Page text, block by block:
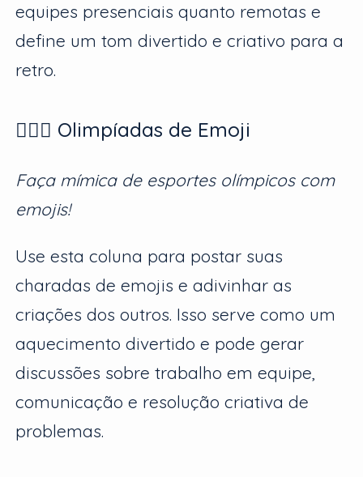
equipes presenciais quanto remotas e
define um tom divertido e criativo para a
retro.
🏊🏽‍♀️ Olimpíadas de Emoji
Faça mímica de esportes olímpicos com
emojis!
Use esta coluna para postar suas
charadas de emojis e adivinhar as
criações dos outros. Isso serve como um
aquecimento divertido e pode gerar
discussões sobre trabalho em equipe,
comunicação e resolução criativa de
problemas.